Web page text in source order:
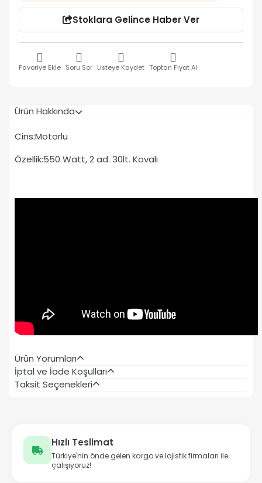
Stoklara Gelince Haber Ver
Favoriye Ekle Soru Sor Listeye Kaydet Toptan Fiyat Al
Ürün Hakkında
Cins:Motorlu
Özellik:550 Watt, 2 ad. 30lt. Kovalı
Ürün Yorumları
İptal ve İade Koşulları
Taksit Seçenekleri
Hızlı Teslimat
Türkiye'nin önde gelen kargo ve lojistik firmaları ile
çalışıyoruz!